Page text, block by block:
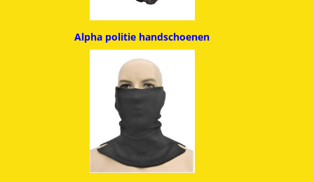
Alpha politie handschoenen